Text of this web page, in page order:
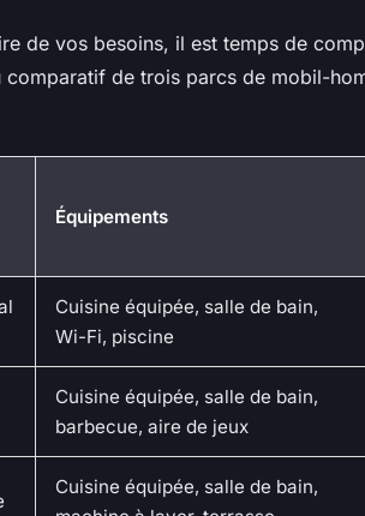
de vos besoins, il est temps de
de trois parcs de mobil-
Équipements
Cuisine équipée, salle de bain,
Wi-Fi, piscine
Cuisine équipée, salle de bain,
barbecue, aire de jeux
Cuisine équipée, salle de bain,